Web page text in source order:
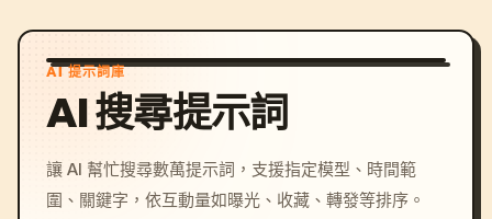
AI 提示詞庫
AI 搜尋提示詞
讓 AI 幫忙搜尋數萬提示詞，支援指定模型、時間範
圍、關鍵字，依互動量如曝光、收藏、轉發等排序。